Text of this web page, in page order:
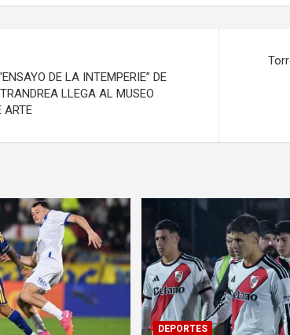
DE LA INTEMPERIE” DE
LLEGA AL MUSEO
ARTE
DEPORTES